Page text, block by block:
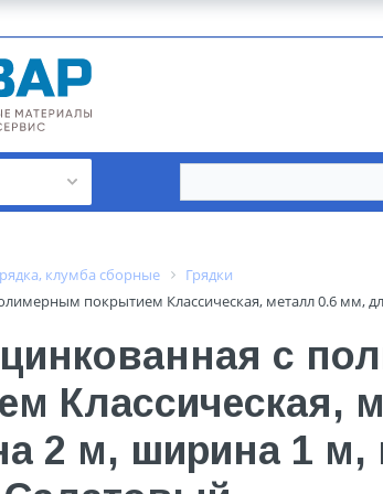
клумба сборные
Грядки
покрытием Классическая, металл 0.6 мм,
с
Классическая,
2 м, ширина 1 м,